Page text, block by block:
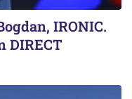
IRONIC.
DIRECT